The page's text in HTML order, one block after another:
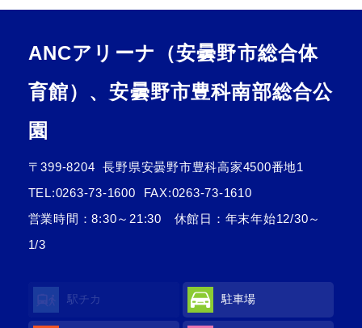
ANCアリーナ（安曇野市総合体
育館）、安曇野市豊科南部総合公
園
〒399-8204
長野県安曇野市豊科高家4500番地1
TEL:0263-73-1600
FAX:0263-73-1610
営業時間：8:30～21:30 休館日：年末年始12/30～
1/3
駅チカ 駐車場